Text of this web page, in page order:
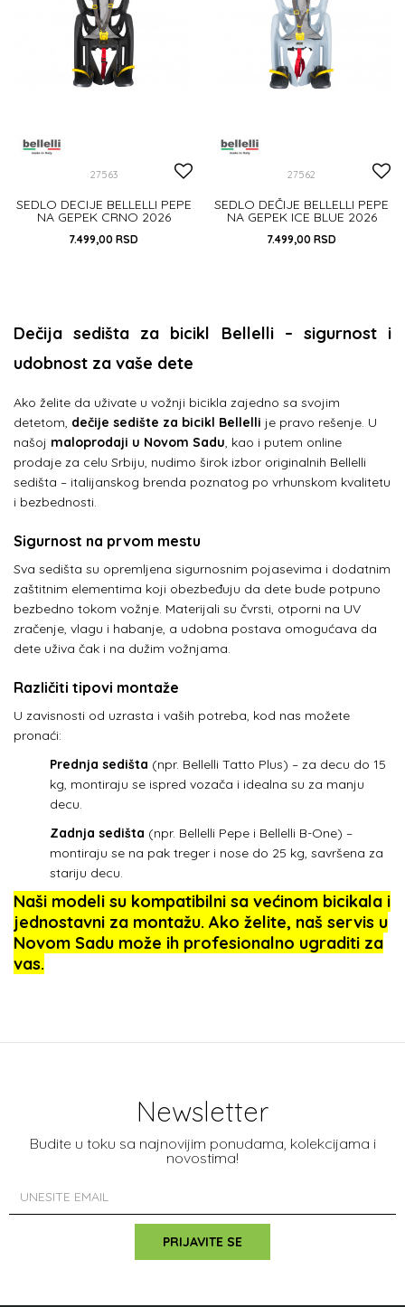
27563
SEDLO DECIJE BELLELLI PEPE
NA GEPEK CRNO 2026
7.499,00 RSD
27562
SEDLO DEČIJE BELLELLI PEPE
NA GEPEK ICE BLUE 2026
7.499,00 RSD
Dečija sedišta za bicikl Bellelli – sigurnost i
udobnost za vaše dete
Ako želite da uživate u vožnji bicikla zajedno sa svojim
detetom, dečije sedište za bicikl Bellelli je pravo rešenje. U
našoj maloprodaji u Novom Sadu, kao i putem online
prodaje za celu Srbiju, nudimo širok izbor originalnih Bellelli
sedišta – italijanskog brenda poznatog po vrhunskom kvalitetu
i bezbednosti.
Sigurnost na prvom mestu
Sva sedišta su opremljena sigurnosnim pojasevima i dodatnim
zaštitnim elementima koji obezbeđuju da dete bude potpuno
bezbedno tokom vožnje. Materijali su čvrsti, otporni na UV
zračenje, vlagu i habanje, a udobna postava omogućava da
dete uživa čak i na dužim vožnjama.
Različiti tipovi montaže
U zavisnosti od uzrasta i vaših potreba, kod nas možete
pronaći:
Prednja sedišta (npr. Bellelli Tatto Plus) – za decu do 15
kg, montiraju se ispred vozača i idealna su za manju
decu.
Zadnja sedišta (npr. Bellelli Pepe i Bellelli B-One) –
montiraju se na pak treger i nose do 25 kg, savršena za
stariju decu.
Naši modeli su kompatibilni sa većinom bicikala i
jednostavni za montažu. Ako želite, naš servis u
Novom Sadu može ih profesionalno ugraditi za
vas.
Newsletter
Budite u toku sa najnovijim ponudama, kolekcijama i
novostima!
PRIJAVITE SE